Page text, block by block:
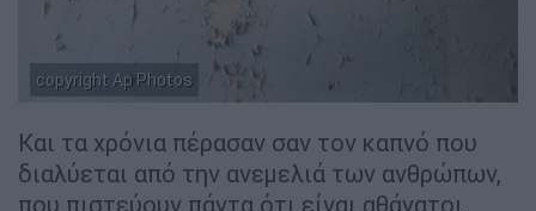
copyright Ap Photos
Και τα χρόνια πέρασαν σαν τον καπνό που
διαλύεται από την ανεμελιά των ανθρώπων,
που πιστεύουν πάντα ότι είναι αθάνατοι,